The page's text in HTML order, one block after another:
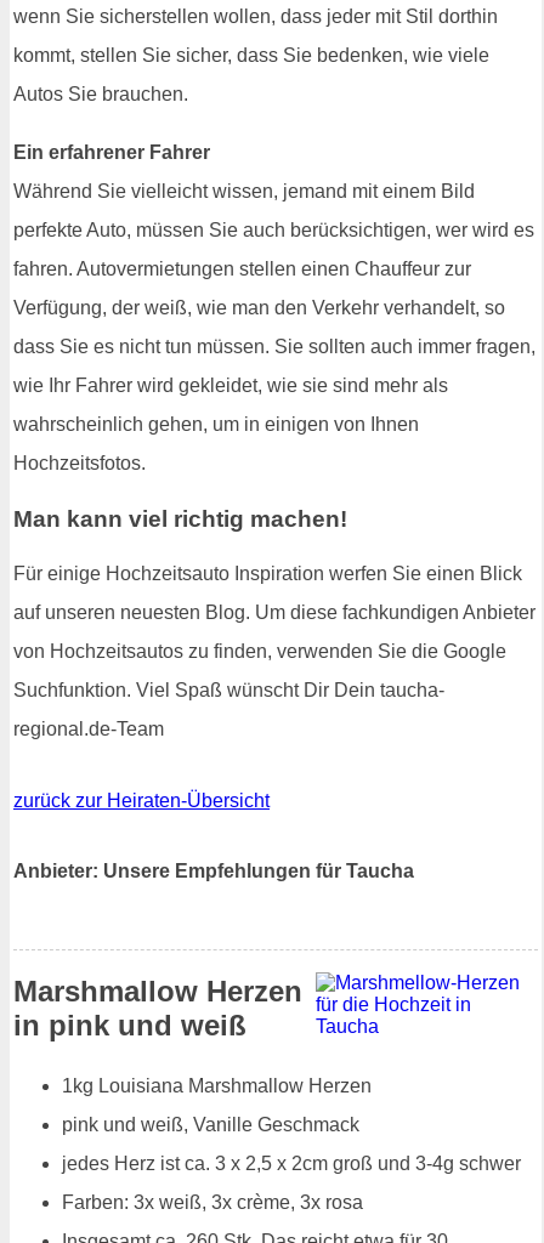
wenn Sie sicherstellen wollen, dass jeder mit Stil dorthin
kommt, stellen Sie sicher, dass Sie bedenken, wie viele
Autos Sie brauchen.
Ein erfahrener Fahrer
Während Sie vielleicht wissen, jemand mit einem Bild
perfekte Auto, müssen Sie auch berücksichtigen, wer wird es
fahren. Autovermietungen stellen einen Chauffeur zur
Verfügung, der weiß, wie man den Verkehr verhandelt, so
dass Sie es nicht tun müssen. Sie sollten auch immer fragen,
wie Ihr Fahrer wird gekleidet, wie sie sind mehr als
wahrscheinlich gehen, um in einigen von Ihnen
Hochzeitsfotos.
Man kann viel richtig machen!
Für einige Hochzeitsauto Inspiration werfen Sie einen Blick
auf unseren neuesten Blog. Um diese fachkundigen Anbieter
von Hochzeitsautos zu finden, verwenden Sie die Google
Suchfunktion. Viel Spaß wünscht Dir Dein taucha-
regional.de-Team
zurück zur Heiraten-Übersicht
Anbieter: Unsere Empfehlungen für Taucha
Marshmallow Herzen
in pink und weiß
1kg Louisiana Marshmallow Herzen
pink und weiß, Vanille Geschmack
jedes Herz ist ca. 3 x 2,5 x 2cm groß und 3-4g schwer
Farben: 3x weiß, 3x crème, 3x rosa